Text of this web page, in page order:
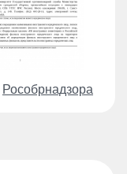
Рособрнадзора